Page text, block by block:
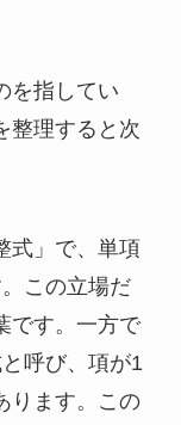
を指してい
整理すると次
式」で、単項
この立場だ
です。一方で
呼び、項が1
ります。この